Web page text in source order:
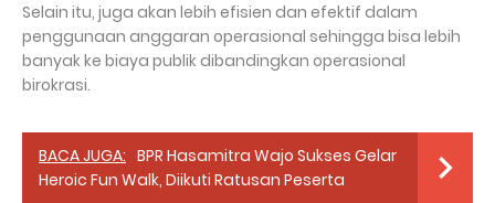
Selain itu, juga akan lebih efisien dan efektif dalam
penggunaan anggaran operasional sehingga bisa lebih
banyak ke biaya publik dibandingkan operasional
birokrasi.
BACA JUGA: BPR Hasamitra Wajo Sukses Gelar
Heroic Fun Walk, Diikuti Ratusan Peserta